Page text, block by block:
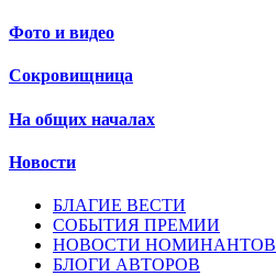
Фото и видео
Сокровищница
На общих началах
Новости
БЛАГИЕ ВЕСТИ
СОБЫТИЯ ПРЕМИИ
НОВОСТИ НОМИНАНТОВ
БЛОГИ АВТОРОВ